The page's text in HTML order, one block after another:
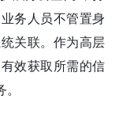
务人员不管置身
关联。作为高层
效获取所需的信